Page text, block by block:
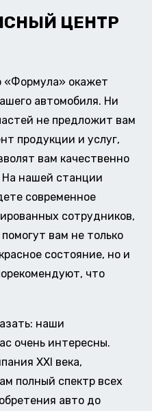
ЦЕНТР
«Формула» окажет
автомобиля. Ни
не предложит вам
продукции и услуг,
вам качественно
На нашей станции
современное
сотрудников,
вам не только
состояние, но и
что
наши
очень интересны.
XXI века,
полный спектр всех
авто до